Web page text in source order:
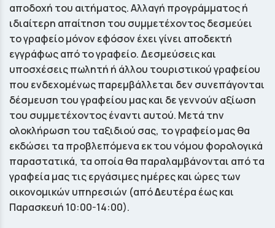
αποδοχή του αιτήματος. Αλλαγή προγράμματος ή
ιδιαίτερη απαίτηση του συμμετέχοντος δεσμεύει
το γραφείο μόνον εφόσον έχει γίνει αποδεκτή
εγγράφως από το γραφείο. Δεσμεύσεις και
υποσχέσεις πωλητή ή άλλου τουριστικού γραφείου
που ενδεχομένως παρεμβάλλεται δεν συνεπάγονται
δέσμευση του γραφείου μας και δε γεννούν αξίωση
του συμμετέχοντος έναντι αυτού. Μετά την
ολοκλήρωση του ταξιδιού σας, το γραφείο µας θα
εκδώσει τα προβλεπόµενα εκ του νόµου φορολογικά
παραστατικά, τα οποία θα παραλαµβάνονται από τα
γραφεία µας τις εργάσιµες ηµέρες και ώρες των
οικονομικών υπηρεσιών (από ∆ευτέρα έως και
Παρασκευή 10:00-14:00).